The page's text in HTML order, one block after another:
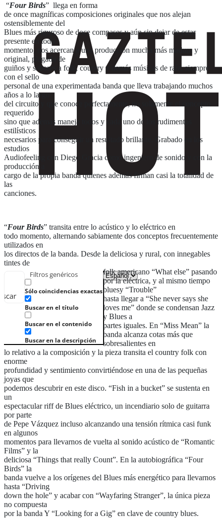
Filtros genéricos
Sólo coincidencias exactas
Buscar en el título
Buscar en el contenido
Buscar en la descripción
“Four Birds” llega en forma
de once magníficas composiciones originales que nos alejan
ostensiblemente del
Blues más riguroso de doce compases y aún sin dejar de estar
presente en todo
momento, nos acercan a una producción mucha más madura y
original, plagada de
guiños y sabores a folk, country y demás músicas de raíz, siempre
con el sello
personal de una experimentada banda que lleva trabajando muchos
años a lo largo
del circuito y que conoce perfectamente, no solamente el concepto
requerido
sino que además maneja todos y cada uno de los rudimentos
estilísticos
necesarios para conseguir un resultado brillante. Grabado en los
estudios
Audiofeeling con Diego Gracia como ingeniero de sonido y con la
producción a
cargo de la propia banda quienes además firman casi la totalidad de
las
canciones.
“Four Birds” transita entre lo acústico y lo eléctrico en
todo momento, alternando sabiamente dos conceptos frecuentemente
utilizados en
los directos de la banda. Desde la deliciosa y rural, con innegables
tintes de
folk americano “What else” pasando
por la eléctrica, y al mismo tiempo
bluesy “Trouble”
hasta llegar a “She never says she
loves me” donde se condensan Jazz
y Blues a
partes iguales. En “Miss Mean” la
banda alcanza cotas más que
sobresalientes en
lo relativo a la composición y la pieza transita el country folk con
enorme
profundidad y sentimiento convirtiéndose en una de las pequeñas
joyas que
podemos descubrir en este disco. “Fish in a bucket” se sustenta en
un
espectacular riff de Blues eléctrico, un incendiario solo de guitarra
por parte
de Pepe Vázquez incluso alcanzando una tensión rítmica casi funk
en algunos
momentos para llevarnos de vuelta al sonido acústico de “Romantic
Films” y la
deliciosa “Things that really Count”. En la autobiográfica “Four
Birds” la
banda vuelve a los orígenes del Blues más energético para llevarnos
hasta “Driving
down the hole” y acabar con “Wayfaring Stranger”, la única pieza
no compuesta
por la banda Y “Looking for a Gig” en clave de country blues.